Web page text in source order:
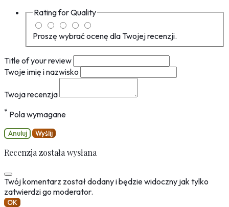
Rating forQuality
Proszę wybrać ocenę dla Twojej recenzji.
Title of your review
Twoje imię i nazwisko
Twoja recenzja
* Pola wymagane
Anuluj Wyślij
Recenzja została wysłana
Twój komentarz został dodany i będzie widoczny jak tylko
zatwierdzi go moderator.
OK